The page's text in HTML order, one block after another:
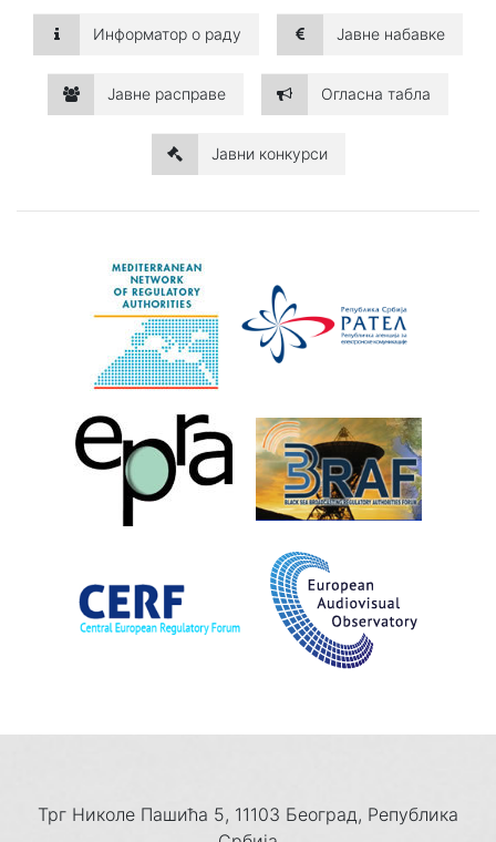
Информатор о раду Јавне набавке
Јавне расправе Огласна табла
Јавни конкурси
Трг Николе Пашића 5, 11103 Београд, Република